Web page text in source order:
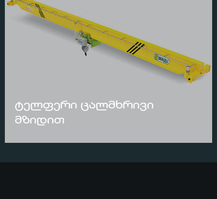
ტელფერი ცალმხრივი
მზიდით